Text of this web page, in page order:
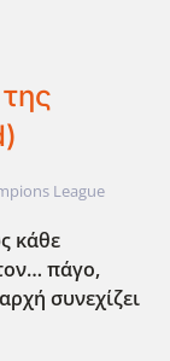
League
κάθε
πάγο,
συνεχίζει